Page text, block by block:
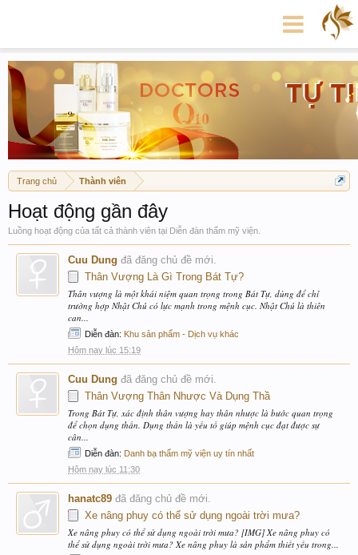
Trang chủ Thành viên
Hoạt động gần đây
Luồng hoạt động của tất cả thành viên tại Diễn đàn thẩm mỹ viện.
Cuu Dung đã đăng chủ đề mới.
Thân Vượng Là Gì Trong Bát Tự?
Thân vượng là một khái niệm quan trọng trong Bát Tự, dùng để chỉ
trường hợp Nhật Chủ có lực mạnh trong mệnh cục. Nhật Chủ là thiên
can...
Diễn đàn: Khu sản phẩm - Dịch vụ khác
Hôm nay lúc 15:19
Cuu Dung đã đăng chủ đề mới.
Thân Vượng Thân Nhược Và Dụng Thầ
Trong Bát Tự, xác định thân vượng hay thân nhược là bước quan trọng
để chọn dụng thần. Dụng thần là yếu tố giúp mệnh cục đạt được sự
cân...
Diễn đàn: Danh bạ thẩm mỹ viện uy tín nhất
Hôm nay lúc 11:30
hanatc89 đã đăng chủ đề mới.
Xe nâng phuy có thể sử dụng ngoài trời mưa?
Xe nâng phuy có thể sử dụng ngoài trời mưa? [IMG] Xe nâng phuy có
thể sử dụng ngoài trời mưa? Xe nâng phuy là sản phẩm thiết yếu trong...